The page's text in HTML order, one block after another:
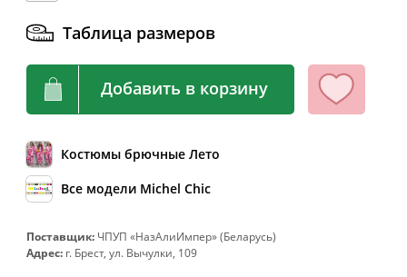
70
140
72
144 124-128
152
74
148 128-132
156
78
156 136-140
80
160
Таблица размеров
Добавить в корзину
Костюмы брючные Лето
Все модели Michel Chic
Поставщик: ЧПУП «НазАлиИмпер» (Беларусь)
Адрес: г. Брест, ул. Вычулки, 109